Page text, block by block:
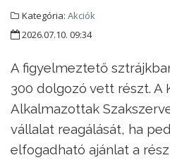
Kategória: Akciók
2026.07.10. 09:34
A figyelmeztető
300 dolgozó vett részt. A
Alkalmazottak
vállalat reagálását, ha
elfogadható ajánlat a